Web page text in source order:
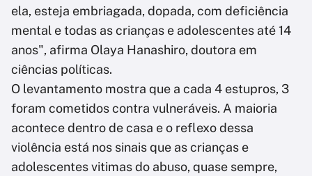
ela, esteja embriagada, dopada, com deficiência
mental e todas as crianças e adolescentes até 14
anos", afirma Olaya Hanashiro, doutora em
ciências políticas.
O levantamento mostra que a cada 4 estupros, 3
foram cometidos contra vulneráveis. A maioria
acontece dentro de casa e o reflexo dessa
violência está nos sinais que as crianças e
adolescentes vitimas do abuso, quase sempre,